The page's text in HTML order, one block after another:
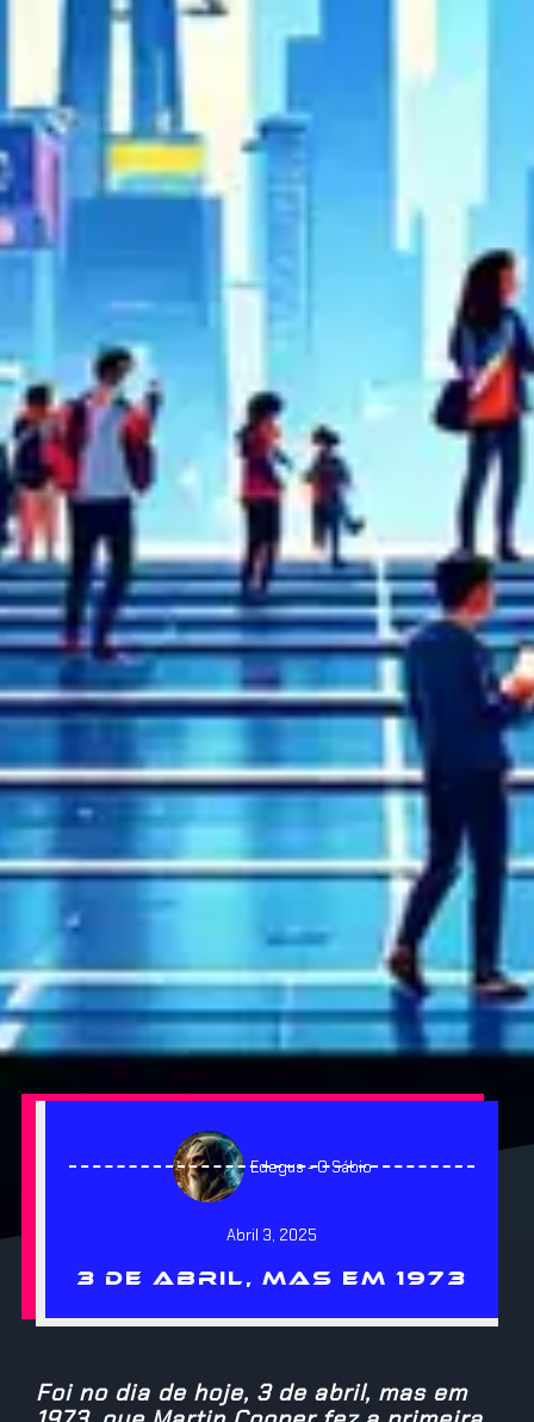
Edegus - O Sábio
Abril 3, 2025
3 DE ABRIL, MAS EM 1973
Foi no dia de hoje, 3 de abril, mas em